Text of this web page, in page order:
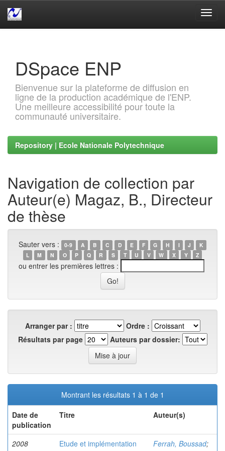
DSpace ENP
Bienvenue sur la plateforme de diffusion en
ligne de la production académique de l'ENP.
Une meilleure accessibilité pour toute la
communauté universitaire.
Repository | Ecole Nationale Polytechnique
Navigation de collection par
Auteur(e) Magaz, B., Directeur
de thèse
Sauter vers : 0-9 A B C D E F G H I J
K
L
M N O P Q R S T U V W X Y Z
ou entrer les premières lettres :
Arranger par :
Ordre :
Résultats par page
Auteurs par dossier:
Montrant les résultats 1 à 1 de 1
Date de
publication
Titre Auteur(s)
2008
Etude et implémentation
Ferrah, Boussad;